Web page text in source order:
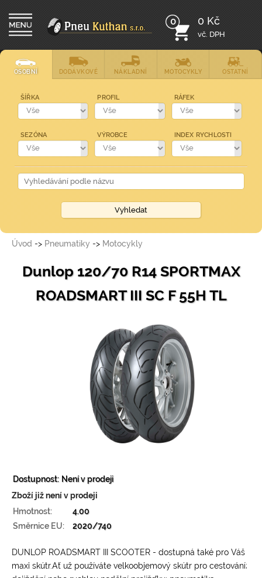
0 0 Kč
vč. DPH
OSOBNÍ DODÁVKOVÉ NÁKLADNÍ MOTOCYKLY OSTATNÍ
ŠÍŘKA PROFIL RÁFEK
SEZÓNA VÝROBCE INDEX RYCHLOSTI
Úvod -> Pneumatiky -> Motocykly
Dunlop 120/70 R14 SPORTMAX
ROADSMART III SC F 55H TL
Dostupnost: Není v prodeji
Zboží již není v prodeji
Hmotnost:
4.00
Směrnice EU:
2020/740
DUNLOP ROADSMART III SCOOTER - dostupná také pro Váš
maxi skútr.Ať už používáte velkoobjemový skútr pro cestování;